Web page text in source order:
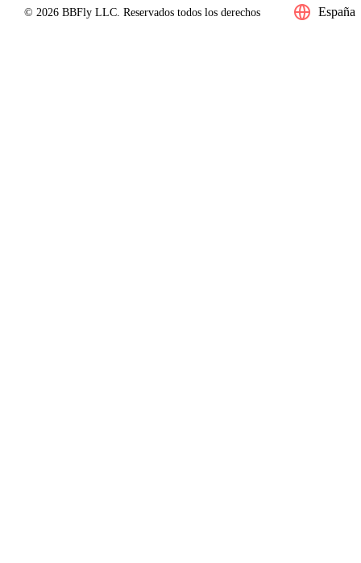
© 2026 BBFly LLC. Reservados todos los derechos España